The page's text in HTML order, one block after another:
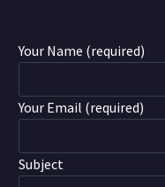
Your Name (required)
Your Email (required)
Subject